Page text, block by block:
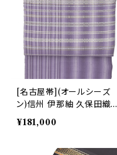
[名古屋帯](オールシーズ
ン)信州 伊那紬 久保田織染
工業 謹製 手織り 九寸帯
正絹 日本製(商品番号:224
¥181,000